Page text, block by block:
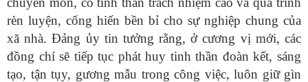
rèn luyện, cống hiến bền bỉ cho sự nghiệp chung của
xã nhà. Đảng ủy tin tưởng rằng, ở cương vị mới, các
đồng chí sẽ tiếp tục phát huy tinh thần đoàn kết, sáng
tạo, tận tụy, gương mẫu trong công việc, luôn giữ gìn